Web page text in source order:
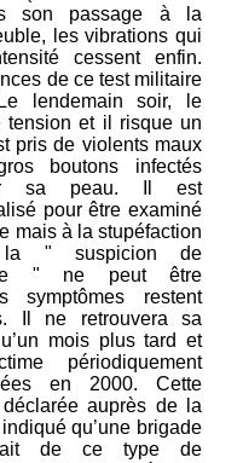
son passage à la
les vibrations qui
cessent enfin.
de ce test militaire
lendemain soir, le
tension et il risque un
pris de violents maux
boutons infectés
sa peau. Il est
pour être examiné
mais à la stupéfaction
la " suspicion de
" ne peut être
symptômes restent
Il ne retrouvera sa
mois plus tard et
périodiquement
en 2000. Cette
auprès de la
qu’une brigade
de ce type de